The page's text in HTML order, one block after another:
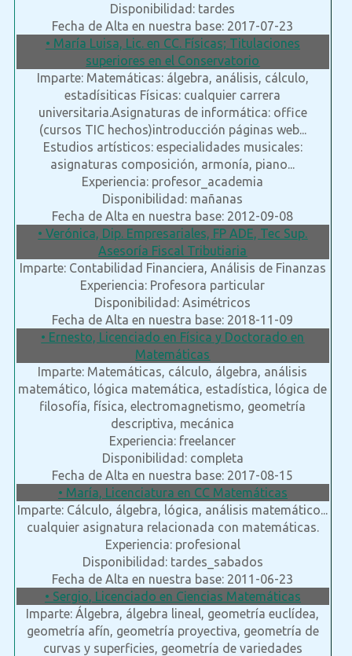
Disponibilidad: tardes
Fecha de Alta en nuestra base: 2017-07-23
• María Luisa, Lic. en CC. Físicas; Titulaciones
superiores en el Conservatorio
Imparte: Matemáticas: álgebra, análisis, cálculo,
estadísiticas Físicas: cualquier carrera
universitaria.Asignaturas de informática: office
(cursos TIC hechos)introducción páginas web...
Estudios artísticos: especialidades musicales:
asignaturas composición, armonía, piano...
Experiencia: profesor_academia
Disponibilidad: mañanas
Fecha de Alta en nuestra base: 2012-09-08
• Verónica, Dip. Empresariales, FP ADE, Tec Sup.
Asesoría Fiscal Tributiaria
Imparte: Contabilidad Financiera, Análisis de Finanzas
Experiencia: Profesora particular
Disponibilidad: Asimétricos
Fecha de Alta en nuestra base: 2018-11-09
• Ernesto, Licenciado en Física y Doctorado en
Matemáticas
Imparte: Matemáticas, cálculo, álgebra, análisis
matemático, lógica matemática, estadística, lógica de
filosofía, física, electromagnetismo, geometría
descriptiva, mecánica
Experiencia: freelancer
Disponibilidad: completa
Fecha de Alta en nuestra base: 2017-08-15
• María, Licenciatura en CC Matemáticas
Imparte: Cálculo, álgebra, lógica, análisis matemático...
cualquier asignatura relacionada con matemáticas.
Experiencia: profesional
Disponibilidad: tardes_sabados
Fecha de Alta en nuestra base: 2011-06-23
• Sergio, Licenciado en Ciencias Matemáticas
Imparte: Álgebra, álgebra lineal, geometría euclídea,
geometría afín, geometría proyectiva, geometría de
curvas y superficies, geometría de variedades